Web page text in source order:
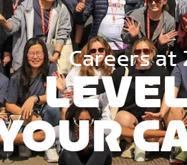
Careers